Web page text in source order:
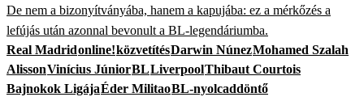
De nem a bizonyítványába, hanem a kapujába: ez a mérkőzés a
lefújás után azonnal bevonult a BL-legendáriumba.
Real Madridonline!közvetítésDarwin NúnezMohamed Szalah
AlissonVinícius JúniorBLLiverpoolThibaut Courtois
Bajnokok LigájaÉder MilitaoBL-nyolcaddöntő